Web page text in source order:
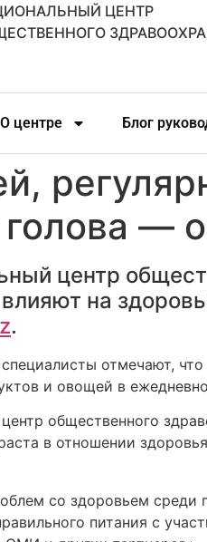
ЦЕНТР
О центре Блог
—
центр
на
.
специалисты отмечают,
и овощей в
общественного
в отношении
со здоровьем среди
питания с